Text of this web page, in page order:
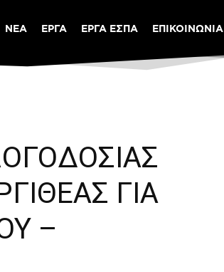
ΝΕΑ ΕΡΓΑ ΕΡΓΑ ΕΣΠΑ ΕΠΙΚΟΙΝΩΝΙΑ
ΓΙΑ
–